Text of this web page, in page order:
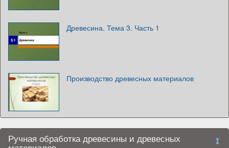
Древесина. Тема 3. Часть 1
Производство древесных материалов
Ручная обработка древесины и древесных